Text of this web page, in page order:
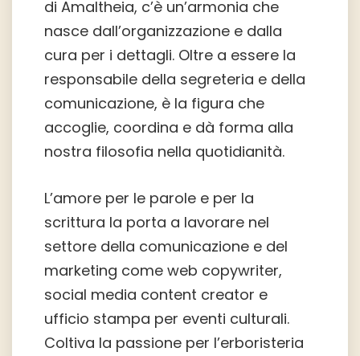
di Amaltheia, c’è un’armonia che
nasce dall’organizzazione e dalla
cura per i dettagli. Oltre a essere la
responsabile della segreteria e della
comunicazione, è la figura che
accoglie, coordina e dà forma alla
nostra filosofia nella quotidianità.
L’amore per le parole e per la
scrittura la porta a lavorare nel
settore della comunicazione e del
marketing come web copywriter,
social media content creator e
ufficio stampa per eventi culturali.
Coltiva la passione per l’erboristeria